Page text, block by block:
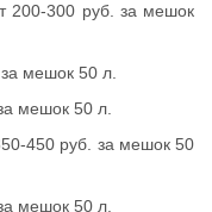
300 руб. за мешок
мешок 50 л.
мешок 50 л.
450 руб. за мешок 50
мешок 50 л.